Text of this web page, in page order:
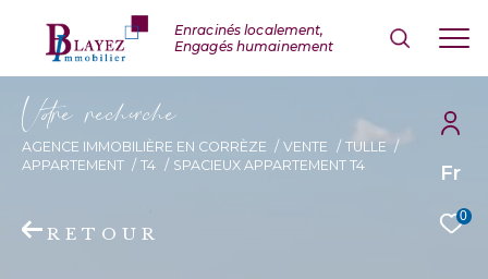
Fr
0
Vore recece
AGENCE IMMOBILIÈRE EN CORRÈZE VENTE
TULLE
APPARTEMENT
T4 SPACIEUX APPARTEMENT T4
RETOUR